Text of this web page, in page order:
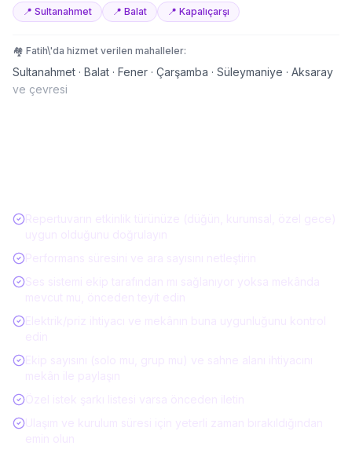
📍 Sultanahmet 📍 Balat 📍 Kapalıçarşı
🏘️ Fatih\'da hizmet verilen mahalleler:
Sultanahmet · Balat · Fener · Çarşamba · Süleymaniye · Aksaray
ve çevresi